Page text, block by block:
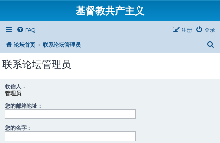
基督教共产主义
FAQ 登录
注册
论坛首页 联系论坛管理员
联系论坛管理员
收信人：
管理员
您的邮箱地址：
您的名字：